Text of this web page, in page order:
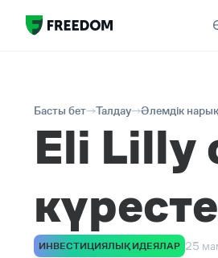
Басты бет Талдау Әлемдік нарық
Eli Lilly
ИНВЕСТИЦИЯЛЫҚ ИДЕЯЛАР 25